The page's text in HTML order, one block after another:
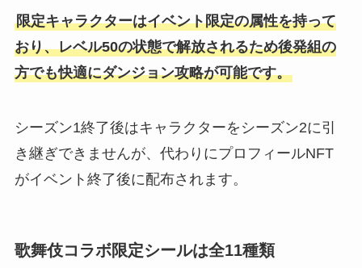
限定キャラクターはイベント限定の属性を持って
おり、レベル50の状態で解放されるため後発組の
方でも快適にダンジョン攻略が可能です。
シーズン1終了後はキャラクターをシーズン2に引
き継ぎできませんが、代わりにプロフィールNFT
がイベント終了後に配布されます。
歌舞伎コラボ限定シールは全11種類